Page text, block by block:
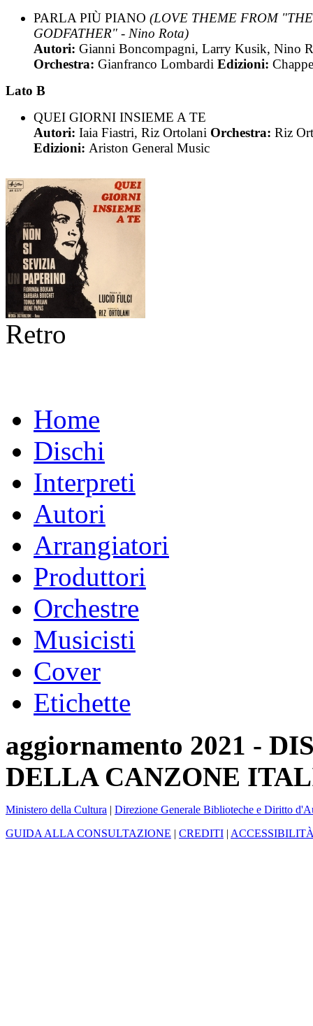
PARLA PIÙ PIANO (LOVE THEME FROM "THE
GODFATHER" - Nino Rota)
Autori: Gianni Boncompagni, Larry Kusik, Nino
Orchestra: Gianfranco Lombardi Edizioni:
Lato B
QUEI GIORNI INSIEME A TE
Autori: Iaia Fiastri, Riz Ortolani Orchestra: Riz
Edizioni: Ariston General Music
Retro
Home
Dischi
Interpreti
Autori
Arrangiatori
Produttori
Orchestre
Musicisti
Cover
Etichette
aggiornamento 2021 -
DELLA CANZONE
Ministero della Cultura | Direzione Generale Biblioteche e Diritto
GUIDA ALLA CONSULTAZIONE | CREDITI |